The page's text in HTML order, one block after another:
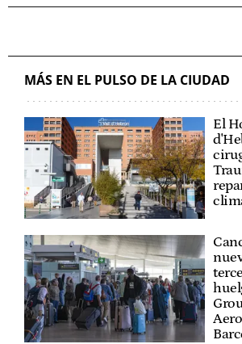
MÁS EN EL PULSO DE LA CIUDAD
El